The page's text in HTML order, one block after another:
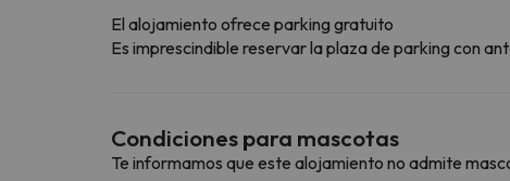
El alojamiento ofrece parking gratuito
Es imprescindible reservar la plaza de parking con
Condiciones para mascotas
Te informamos que este alojamiento no admite